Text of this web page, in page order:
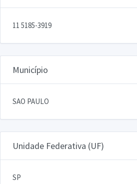
11 5185-3919
Município
SAO PAULO
Unidade Federativa (UF)
SP